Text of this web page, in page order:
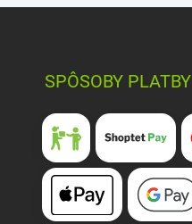
SPÔSOBY PLATBY